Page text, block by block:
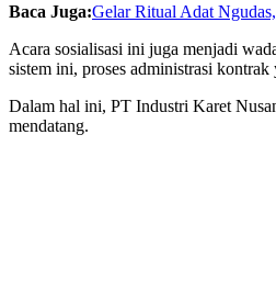
Baca Juga:Gelar Ritual Adat
Acara sosialisasi ini juga menjadi
sistem ini, proses administrasi
Dalam hal ini, PT Industri Karet
mendatang.